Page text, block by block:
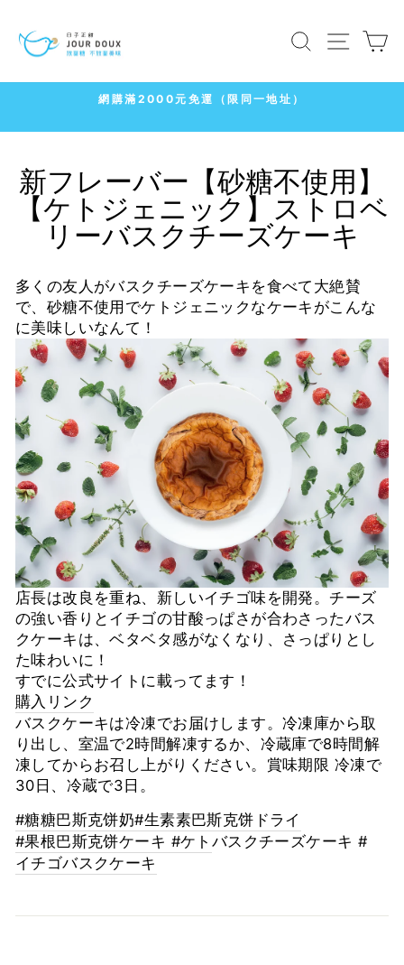
ス
検索 サイ
ド
シ
ョ
ー
一
時
止
す
7-11
新フレーバー【砂糖不使用】
【ケトジェニック】ストロベ
リーバスクチーズケーキ
多くの友人がバスクチーズケーキを食べて大絶賛
で、砂糖不使用でケトジェニックなケーキがこんな
に美味しいなんて！
店長は改良を重ね、新しいイチゴ味を開発。チーズ
の強い香りとイチゴの甘酸っぱさが合わさったバス
クケーキは、ベタベタ感がなくなり、さっぱりとし
た味わいに！
すでに公式サイトに載ってます！
購入リンク
バスクケーキは冷凍でお届けします。冷凍庫から取
り出し、室温で2時間解凍するか、冷蔵庫で8時間解
凍してからお召し上がりください。賞味期限 冷凍で
30日、冷蔵で3日。
#糖糖巴斯克饼奶#生素素巴斯克饼ドライ
#果根巴斯克饼ケーキ #ケト バスクチーズケーキ #
イチゴバスクケーキ